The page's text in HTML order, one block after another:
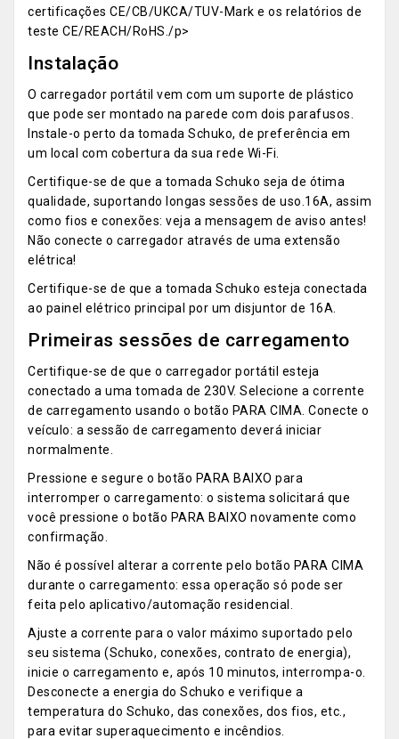
certificações CE/CB/UKCA/TUV-Mark e os relatórios de
teste CE/REACH/RoHS./p>
Instalação
O carregador portátil vem com um suporte de plástico
que pode ser montado na parede com dois parafusos.
Instale-o perto da tomada Schuko, de preferência em
um local com cobertura da sua rede Wi-Fi.
Certifique-se de que a tomada Schuko seja de ótima
qualidade, suportando longas sessões de uso.16A, assim
como fios e conexões: veja a mensagem de aviso antes!
Não conecte o carregador através de uma extensão
elétrica!
Certifique-se de que a tomada Schuko esteja conectada
ao painel elétrico principal por um disjuntor de 16A.
Primeiras sessões de carregamento
Certifique-se de que o carregador portátil esteja
conectado a uma tomada de 230V. Selecione a corrente
de carregamento usando o botão PARA CIMA. Conecte o
veículo: a sessão de carregamento deverá iniciar
normalmente.
Pressione e segure o botão PARA BAIXO para
interromper o carregamento: o sistema solicitará que
você pressione o botão PARA BAIXO novamente como
confirmação.
Não é possível alterar a corrente pelo botão PARA CIMA
durante o carregamento: essa operação só pode ser
feita pelo aplicativo/automação residencial.
Ajuste a corrente para o valor máximo suportado pelo
seu sistema (Schuko, conexões, contrato de energia),
inicie o carregamento e, após 10 minutos, interrompa-o.
Desconecte a energia do Schuko e verifique a
temperatura do Schuko, das conexões, dos fios, etc.,
para evitar superaquecimento e incêndios.